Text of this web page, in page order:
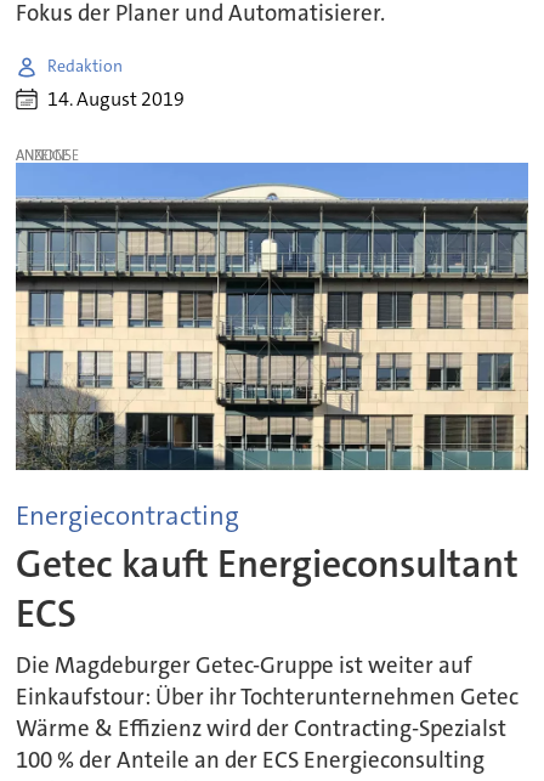
Fokus der Planer und Automatisierer.
Redaktion
14. August 2019
ANZEIGE
Energiecontracting
Getec kauft Energieconsultant
ECS
Die Magdeburger Getec-Gruppe ist weiter auf
Einkaufstour: Über ihr Tochterunternehmen Getec
Wärme & Effizienz wird der Contracting-Spezialst
100 % der Anteile an der ECS Energieconsulting